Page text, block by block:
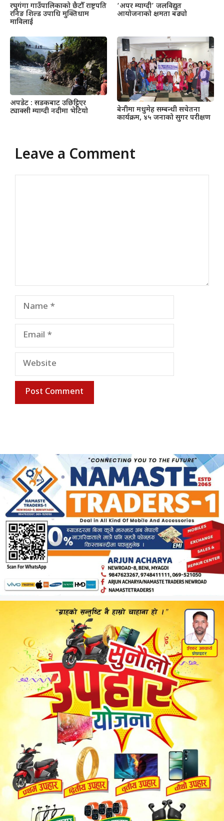
रघुगंगा गाउँपालिकाको छैटौँ राष्ट्रपति
रनिङ शिल्ड उपाधि मुक्तिधाम
माविलाई
‘अपर म्याग्दी’ जलविद्युत
आयोजनाको क्षमता बढ्यो
अपडेट : सडकबाट उछिट्टिएर
ट्याक्सी म्याग्दी नदीमा भेटियो
बेनीमा मधुमेह सम्बन्धी सचेतना
कार्यक्रम, ४५ जनाको सुगर परीक्षण
Leave a Comment
Name
Email
Website